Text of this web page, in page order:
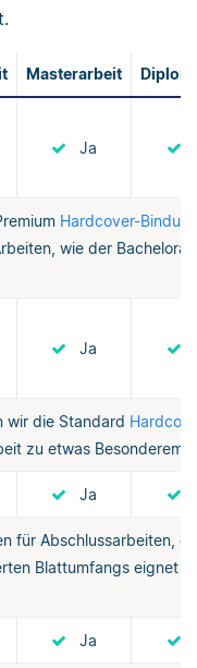
Masterarbeit
Ja
Hardcover-
wie der
Ja
wir die Standard
zu etwas Besonderem.
Ja
für Abschlussarbeiten,
Blattumfangs eignet
Ja